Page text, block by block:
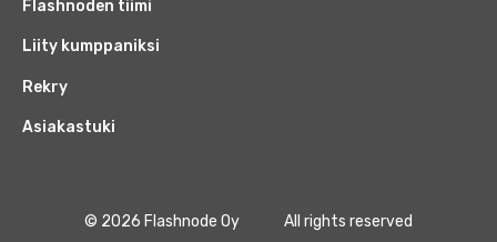
Flashnoden tiimi
Liity kumppaniksi
Rekry
Asiakastuki
© 2026 Flashnode Oy All rights reserved